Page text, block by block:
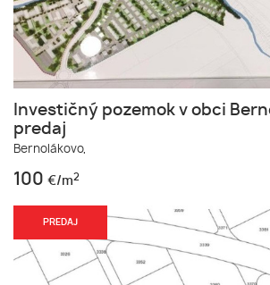
Investičný pozemok v obci
predaj
Bernolákovo,
100 €/m2
PREDAJ